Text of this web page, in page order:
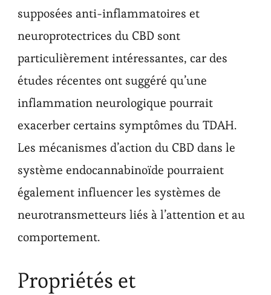
supposées anti-inflammatoires et
neuroprotectrices du CBD sont
particulièrement intéressantes, car des
études récentes ont suggéré qu’une
inflammation neurologique pourrait
exacerber certains symptômes du TDAH.
Les mécanismes d’action du CBD dans le
système endocannabinoïde pourraient
également influencer les systèmes de
neurotransmetteurs liés à l’attention et au
comportement.
Propriétés et